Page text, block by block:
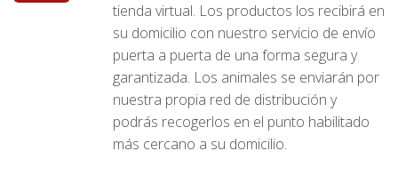
tienda virtual. Los productos los recibirá en
su domicilio con nuestro servicio de envío
puerta a puerta de una forma segura y
garantizada. Los animales se enviarán por
nuestra propia red de distribución y
podrás recogerlos en el punto habilitado
más cercano a su domicilio.